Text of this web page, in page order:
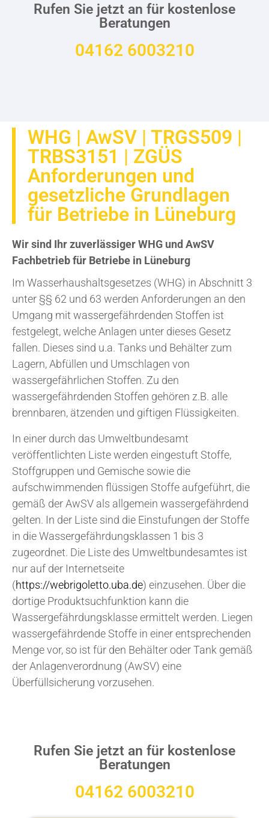
Rufen Sie jetzt an für kostenlose
Beratungen
04162 6003210
WHG | AwSV | TRGS509 |
TRBS3151 | ZGÜS
Anforderungen und
gesetzliche Grundlagen
für Betriebe in Lüneburg
Wir sind Ihr zuverlässiger WHG und AwSV
Fachbetrieb für Betriebe in Lüneburg
Im Wasserhaushaltsgesetzes (WHG) in Abschnitt 3
unter §§ 62 und 63 werden Anforderungen an den
Umgang mit wassergefährdenden Stoffen ist
festgelegt, welche Anlagen unter dieses Gesetz
fallen. Dieses sind u.a. Tanks und Behälter zum
Lagern, Abfüllen und Umschlagen von
wassergefährlichen Stoffen. Zu den
wassergefährdenden Stoffen gehören z.B. alle
brennbaren, ätzenden und giftigen Flüssigkeiten.
In einer durch das Umweltbundesamt
veröffentlichten Liste werden eingestuft Stoffe,
Stoffgruppen und Gemische sowie die
aufschwimmenden flüssigen Stoffe aufgeführt, die
gemäß der AwSV als allgemein wassergefährdend
gelten. In der Liste sind die Einstufungen der Stoffe
in die Wassergefährdungsklassen 1 bis 3
zugeordnet. Die Liste des Umweltbundesamtes ist
nur auf der Internetseite
(https://webrigoletto.uba.de) einzusehen. Über die
dortige Produktsuchfunktion kann die
Wassergefährdungsklasse ermittelt werden. Liegen
wassergefährdende Stoffe in einer entsprechenden
Menge vor, so ist für den Behälter oder Tank gemäß
der Anlagenverordnung (AwSV) eine
Überfüllsicherung vorzusehen.
Rufen Sie jetzt an für kostenlose
Beratungen
04162 6003210